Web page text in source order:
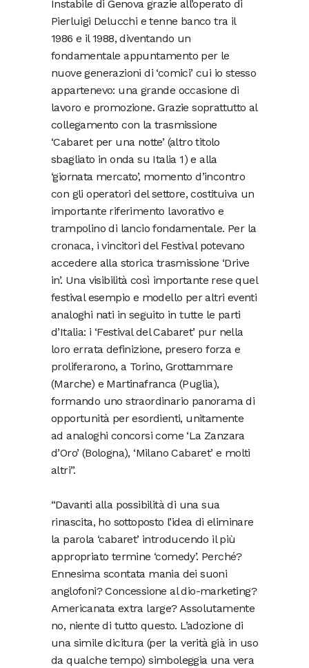
Instabile di Genova grazie all’operato di
Pierluigi Delucchi e tenne banco tra il
1986 e il 1988, diventando un
fondamentale appuntamento per le
nuove generazioni di ‘comici’ cui io stesso
appartenevo: una grande occasione di
lavoro e promozione. Grazie soprattutto al
collegamento con la trasmissione
‘Cabaret per una notte’ (altro titolo
sbagliato in onda su Italia 1) e alla
‘giornata mercato’, momento d’incontro
con gli operatori del settore, costituiva un
importante riferimento lavorativo e
trampolino di lancio fondamentale. Per la
cronaca, i vincitori del Festival potevano
accedere alla storica trasmissione ‘Drive
in’. Una visibilità così importante rese quel
festival esempio e modello per altri eventi
analoghi nati in seguito in tutte le parti
d’Italia: i ‘Festival del Cabaret’ pur nella
loro errata definizione, presero forza e
proliferarono, a Torino, Grottammare
(Marche) e Martinafranca (Puglia),
formando uno straordinario panorama di
opportunità per esordienti, unitamente
ad analoghi concorsi come ‘La Zanzara
d’Oro’ (Bologna), ‘Milano Cabaret’ e molti
altri”.
“Davanti alla possibilità di una sua
rinascita, ho sottoposto l’idea di eliminare
la parola ‘cabaret’ introducendo il più
appropriato termine ‘comedy’. Perché?
Ennesima scontata mania dei suoni
anglofoni? Concessione al dio-marketing?
Americanata extra large? Assolutamente
no, niente di tutto questo. L’adozione di
una simile dicitura (per la verità già in uso
da qualche tempo) simboleggia una vera